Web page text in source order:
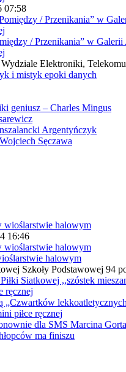
07:58
/ Przenikania” w
Elektroniki,
i mistyk epoki danych
geniusz – Charles Mingus
Argentyńczyk
Sęczawa
16:46
halowym
Szkoły Podstawowej 94
Siatkowej ,,szóstek
ręcznej
„Czwartków
piłce ręcznej
dla SMS Marcina
ma finiszu